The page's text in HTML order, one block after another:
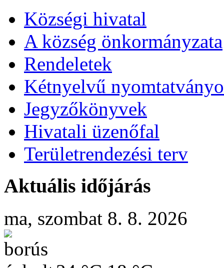
Községi hivatal
A község önkormányzata
Rendeletek
Kétnyelvű
Jegyzőkönyvek
Hivatali üzenőfal
Területrendezési terv
Aktuális időjárás
ma, szombat 8. 8. 2026